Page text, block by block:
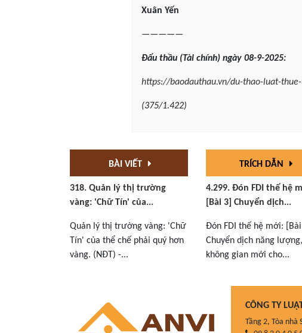
Xuân Yến
—————
Đấu thầu (Tài chính) ngày 08-9-2025:
https://baodauthau.vn/du-thao-luat-
(375/1.422)
BÀI VIẾT
318. Quản lý thị trường
vàng: 'Chữ Tín' của...
Quản lý thị trường vàng: 'Chữ
Tín' của thể chế phải quý hơn
vàng. (NĐT) -...
TRÍCH DẪN
4.299. Đón FDI thế hệ
[Bài 3] Chuyển dịch...
Đón FDI thế hệ mới: [Bài
Chuyển dịch năng lượng,
không gian mới cho...
CÔNG TY
Tầng 2, Tòa nhà